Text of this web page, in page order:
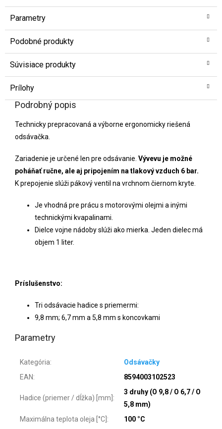
Parametry
Podobné produkty
Súvisiace produkty
Prílohy
Podrobný popis
Technicky prepracovaná a výborne ergonomicky riešená
odsávačka.
Zariadenie je určené len pre odsávanie. Vývevu je možné
poháňať ručne, ale aj pripojením na tlakový vzduch 6 bar.
K prepojenie slúži pákový ventil na vrchnom čiernom kryte.
Je vhodná pre prácu s motorovými olejmi a inými
technickými kvapalinami.
Dielce vojne nádoby slúži ako mierka. Jeden dielec má
objem 1 liter.
Príslušenstvo:
Tri odsávacie hadice s priemermi:
9,8 mm; 6,7 mm a 5,8 mm s koncovkami
Parametry
Kategória:
Odsávačky
EAN: 8594003102523
Hadice (priemer / dĺžka) [mm] :
3 druhy (O 9,8 / O 6,7 / O
5,8 mm)
Maximálna teplota oleja [°C] :
100 °C